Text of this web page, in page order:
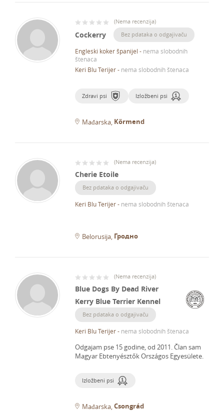
(Nema recenzija)
Cockerry Bez pdataka o odgajivaču
Engleski koker španijel - nema slobodnih
štenaca
Keri Blu Terijer- nema slobodnih štenaca
Zdravi psi Izložbeni psi
Mađarska Körmend
(Nema recenzija)
Cherie Etoile
Bez pdataka o odgajivaču
Keri Blu Terijer- nema slobodnih štenaca
Belorusija Гродно
(Nema recenzija)
Blue Dogs By Dead River
Kerry Blue Terrier Kennel
Bez pdataka o odgajivaču
Keri Blu Terijer- nema slobodnih štenaca
Odgajam pse 15 godine, od 2011.Član sam
Magyar Ebtenyésztők Országos Egyesülete.
Izložbeni psi
Mađarska Csongrád